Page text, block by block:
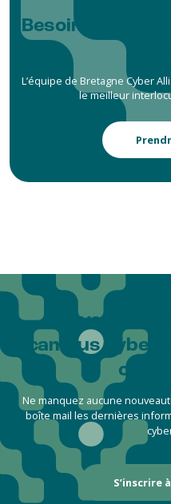
Besoin d’aide
L’équipe de Bretagne Cyber
le meilleur
Suivez de
campus cyber
Ne manquez aucune
boîte mail les dernières
S’inscrire